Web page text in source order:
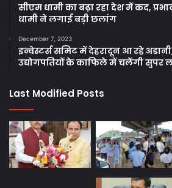
सीएम धामी का बढ़ा रहा देश में कद,
धामी ने लगाई बड़ी छलांग
December 7, 2023
इन्वेस्टर्स समिट में देहरादून आ रहे
उद्योगपतियों के काफिले में चलेंगी सुपर
Last Modified Posts